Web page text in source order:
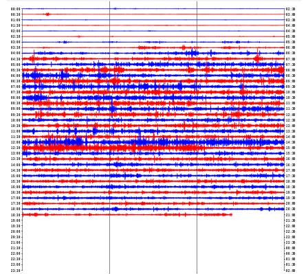
00:00
00:30
01:00
01:30
02:00
02:30
03:00
03:30
04:00
04:30
05:00
05:30
06:00
06:30
07:00
07:30
08:00
08:30
09:00
09:30
10:00
10:30
11:00
11:30
12:00
12:30
13:00
13:30
14:00
14:30
15:00
15:30
16:00
16:30
17:00
17:30
18:00
18:30
19:00
19:30
20:00
20:30
21:00
21:30
22:00
22:30
23:00
23:30
02:30
03:00
03:30
04:00
04:30
05:00
05:30
06:00
06:30
07:00
07:30
08:00
08:30
09:00
09:30
10:00
10:30
11:00
11:30
12:00
12:30
13:00
13:30
14:00
14:30
15:00
15:30
16:00
16:30
17:00
17:30
18:00
18:30
19:00
19:30
20:00
20:30
21:00
21:30
22:00
22:30
23:00
23:30
00:00
00:30
01:00
01:30
02:00